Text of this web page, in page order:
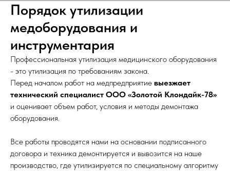
Порядок утилизации
медоборудования и
инструментария
Профессиональная утилизация медицинского оборудования
- это утилизация по требованиям закона.
Перед началом работ на медпредприятие выезжает
технический специалист ООО «Золотой Клондайк-78»
и оценивает объем работ, условия и методы демонтажа
оборудования.
Все работы проводятся нами на основании подписанного
договора и техника демонтируется и вывозится на наше
производство, где утилизируется по специальному алгоритму